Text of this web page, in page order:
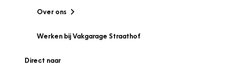
Over ons
Werken bij Vakgarage Straathof
Direct naar